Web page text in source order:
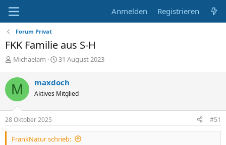
Anmelden Registrieren
Forum Privat
FKK Familie aus S-H
E
s
t
e
l
l
e
r
Michaelam
E
t
e
l
a
m
31 August 2023
M maxdoch
Aktives Mitglied
28 Oktober 2025 #51
FrankNatur schrieb: